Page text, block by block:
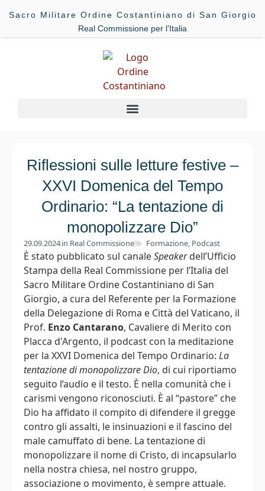
Sacro Militare Ordine Costantiniano di San Giorgio
Real Commissione per l’Italia
Riflessioni sulle letture festive –
XXVI Domenica del Tempo
Ordinario: “La tentazione di
monopolizzare Dio”
29.09.2024in Real Commissione Formazione, Podcast
È stato pubblicato sul canaleSpeakerdell’Ufficio
Stampa della Real Commissione per l’Italia del
Sacro Militare Ordine Costantiniano di San
Giorgio, a cura del Referente per la Formazione
della Delegazione di Roma e Città del Vaticano, il
Prof. Enzo Cantarano, Cavaliere di Merito con
Placca d'Argento, il podcast con la meditazione
per la XXVI Domenica del Tempo Ordinario: La
tentazione di monopolizzare Dio, di cui riportiamo
seguito l’audio e il testo. È nella comunità che i
carismi vengono riconosciuti. È al “pastore” che
Dio ha affidato il compito di difendere il gregge
contro gli assalti, le insinuazioni e il fascino del
male camuffato di bene. La tentazione di
monopolizzare il nome di Cristo, di incapsularlo
nella nostra chiesa, nel nostro gruppo,
associazione o movimento, è sempre attuale.